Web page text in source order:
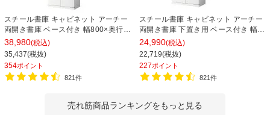
スチール書庫 キャビネット アーチー
両開き書庫 ベース付き 幅800×奥行
400×高さ1850mm
38,980(税込)
35,437(税抜)
354ポイント
821件
スチール書庫 キャビネット アーチー
両開き書庫 下置き用 ベース付き 幅
800×奥行400×高さ1100mm
24,990(税込)
22,719(税抜)
227ポイント
821件
売れ筋商品ランキングをもっと見る